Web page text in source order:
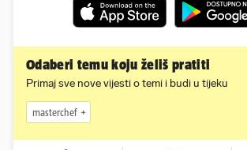
Odaberi temu koju želiš pratiti
Primaj sve nove vijesti o temi i budi u tijeku
masterchef